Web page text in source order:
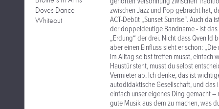
Doves Dance
Whiteout
zwischen Jazz und Pop gebracht hat,
ACT-Debüt „Sunset Sunrise“. Auch da
der doppeldeutige Bandname - ist
„Erdung“ der drei. Nicht dass Qvenild
aber einen Einfluss sieht er schon:
im Alltag selbst treffen musst, einfach
Haustür steht, musst du selbst
Vermieter ab. Ich denke, das ist
autodidaktische Gesellschaft, und das
einfach unser eigenes Ding gemacht
gute Musik aus dem zu machen, was